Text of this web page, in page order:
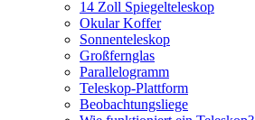
14 Zoll Spiegelteleskop
Okular Koffer
Sonnenteleskop
Großfernglas
Parallelogramm
Teleskop-Plattform
Beobachtungsliege